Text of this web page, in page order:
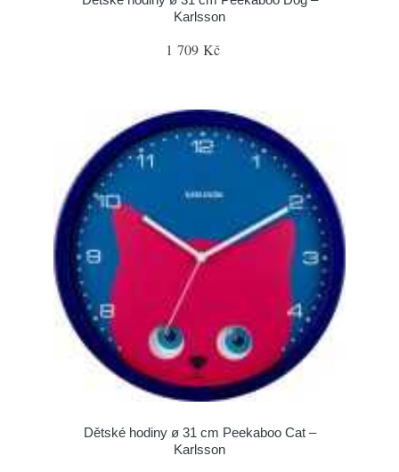
Karlsson
1 709 Kč
Dětské hodiny ø 31 cm Peekaboo Cat –
Karlsson